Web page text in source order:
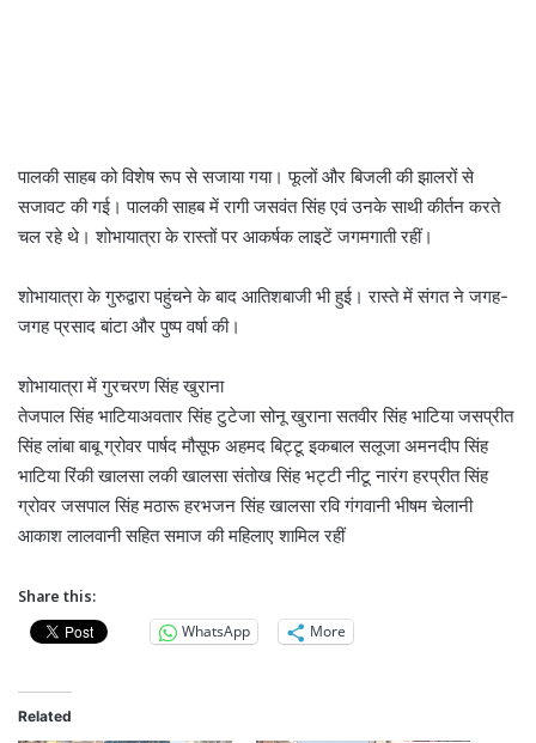
पालकी साहब को विशेष रूप से सजाया गया। फूलों और बिजली की झालरों से
सजावट की गई। पालकी साहब में रागी जसवंत सिंह एवं उनके साथी कीर्तन करते
चल रहे थे। शोभायात्रा के रास्तों पर आकर्षक लाइटें जगमगाती रहीं।
शोभायात्रा के गुरुद्वारा पहुंचने के बाद आतिशबाजी भी हुई। रास्ते में संगत ने जगह-
जगह प्रसाद बांटा और पुष्प वर्षा की।
शोभायात्रा में गुरचरण सिंह खुराना
तेजपाल सिंह भाटियाअवतार सिंह टुटेजा सोनू खुराना सतवीर सिंह भाटिया जसप्रीत
सिंह लांबा बाबू ग्रोवर पार्षद मौसूफ अहमद बिट्टू इकबाल सलूजा अमनदीप सिंह
भाटिया रिंकी खालसा लकी खालसा संतोख सिंह भट्टी नीटू नारंग हरप्रीत सिंह
ग्रोवर जसपाल सिंह मठारू हरभजन सिंह खालसा रवि गंगवानी भीषम चेलानी
आकाश लालवानी सहित समाज की महिलाए शामिल रहीं
Share this:
WhatsApp
More
Related